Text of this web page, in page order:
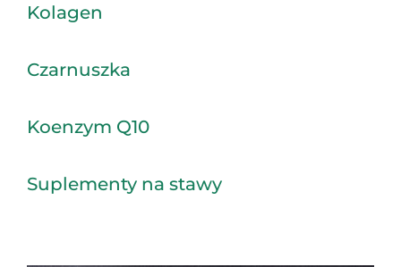
Kolagen
Czarnuszka
Koenzym Q10
Suplementy na stawy